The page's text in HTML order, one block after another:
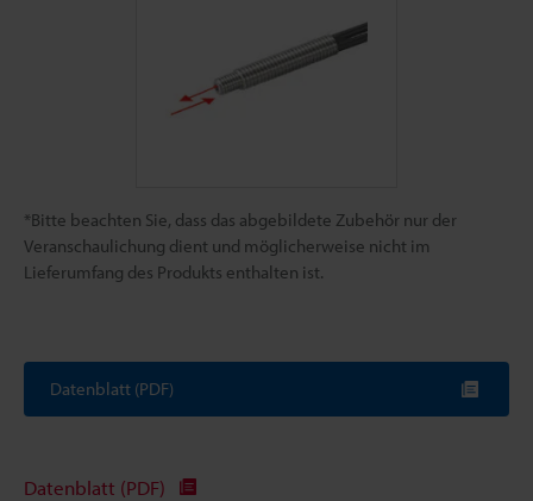
*Bitte beachten Sie, dass das abgebildete Zubehör nur der
Veranschaulichung dient und möglicherweise nicht im
Lieferumfang des Produkts enthalten ist.
Datenblatt (PDF)
Datenblatt (PDF)